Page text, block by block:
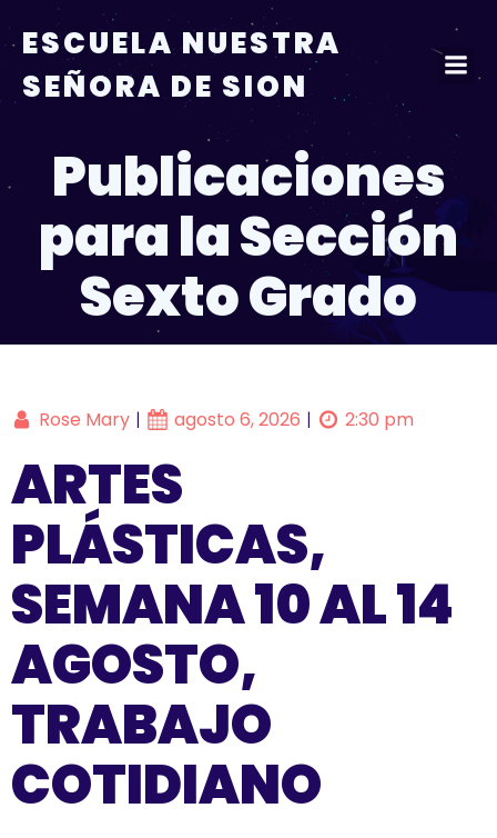
ESCUELA NUESTRA
SEÑORA DE SION
Publicaciones
para la Sección
Sexto Grado
Rose Mary | agosto 6, 2026 | 2:30 pm
ARTES
PLÁSTICAS,
SEMANA 10 AL 14
AGOSTO,
TRABAJO
COTIDIANO